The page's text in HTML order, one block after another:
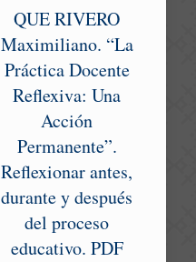
QUE RIVERO
Maximiliano. “La
Práctica Docente
Reflexiva: Una
Acción
Permanente”.
Reflexionar antes,
durante y después
del proceso
educativo. PDF